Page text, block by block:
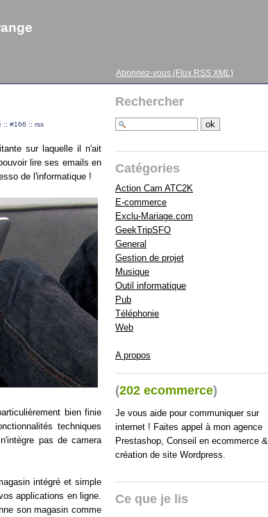
Abonnez-vous (Flux RSS XML)
:: #166 :: rss
sur laquelle il n'ait
lire ses emails en
de l'informatique !
bien finie
techniques
pas de camera
intégré et simple
applications en ligne.
son magasin comme
Rechercher
Catégories
Action Cam ATC2K
E-commerce
Exclu-Mariage.com
GeekTripSFO
General
Gestion de projet
Musique
Outil informatique
Pub
Téléphonie
Web
A propos
(202 ecommerce)
Je vous aide pour communiquer sur
internet ! Faites appel à mon agence
Prestashop, Conseil en ecommerce &
création de site Wordpress
Ce que je lis